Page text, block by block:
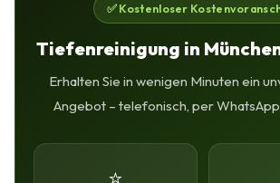
✅ Kostenloser
Tiefenreinigung in
Erhalten Sie in wenigen Minuten ein
Angebot – telefonisch, per